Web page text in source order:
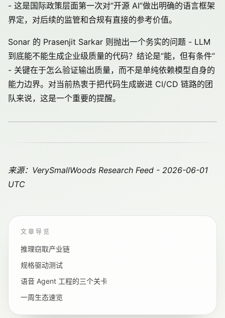
- 这是国际政策层面第一次对“开源 AI”做出明确的语言框架
界定，对后续的监管和合规有直接的参考价值。
Sonar 的 Prasenjit Sarkar 则抛出一个务实的问题 - LLM
到底能不能生成企业级质量的代码？结论是“能，但有条件”
- 关键在于怎么验证输出质量，而不是单纯依赖模型自身的
能力边界。对当前热衷于把代码生成嵌进 CI/CD 链路的团
队来说，这是一个重要的提醒。
来源：VerySmallWoods Research Feed - 2026-06-01
UTC
文章导览
推理窃取产业链
规格驱动测试
语音 Agent 工程的三个关卡
一周生态速览